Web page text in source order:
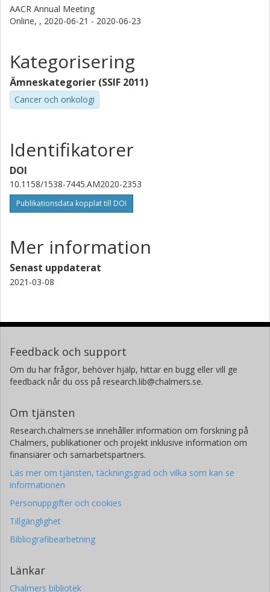
AACR Annual Meeting
Online, , 2020-06-21 - 2020-06-23
Kategorisering
Ämneskategorier (SSIF 2011)
Cancer och onkologi
Identifikatorer
DOI
10.1158/1538-7445.AM2020-2353
Publikationsdata kopplat till DOI
Mer information
Senast uppdaterat
2021-03-08
Feedback och support
Om du har frågor, behöver hjälp, hittar en bugg eller vill ge
feedback når du oss på research.lib@chalmers.se.
Om tjänsten
Research.chalmers.se innehåller information om forskning på
Chalmers, publikationer och projekt inklusive information om
finansiärer och samarbetspartners.
Läs mer om tjänsten, täckningsgrad och vilka som kan se
informationen
Personuppgifter och cookies
Tillgänglighet
Bibliografibearbetning
Länkar
Chalmers bibliotek